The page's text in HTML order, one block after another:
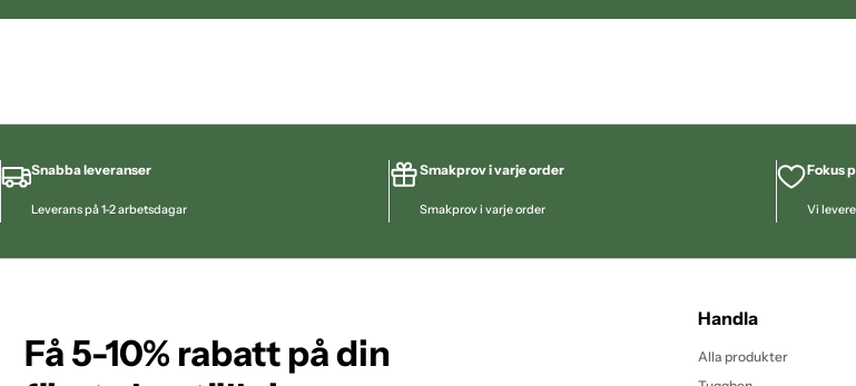
Snabba leveranser
Leverans på 1-2 arbetsdagar
Smakprov i varje order
Smakprov i varje order
Fokus
Vi
Få 5-10% rabatt på din
Handla
Alla produkter